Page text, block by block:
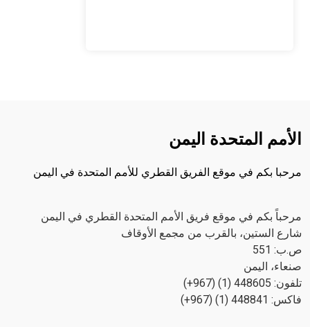
الأمم المتحدة اليمن
مرحبا بكم في موقع الفريق القطري للأمم المتحدة في اليمن
مرحباً بكم في موقع فريق الأمم المتحدة القطري في اليمن
شارع الستين، بالقرب من مجمع الأوقاف
ص.ب: 551
صنعاء، اليمن
تلفون: 448605 (1) (967+)
فاكس: 448841 (1) (967+)